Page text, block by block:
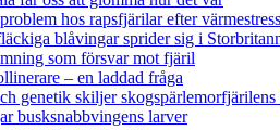
hos rapsfjärilar efter
blåvingar sprider sig i
som försvar mot fjäril
– en laddad fråga
genetik skiljer
busksnabbvingens larver